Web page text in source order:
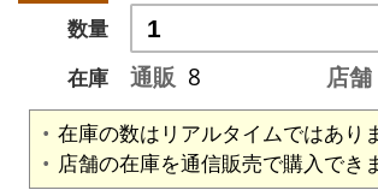
数量
在庫
通販 8 店舗
在庫の数はリアルタイムではあり
店舗の在庫を通信販売で購入でき